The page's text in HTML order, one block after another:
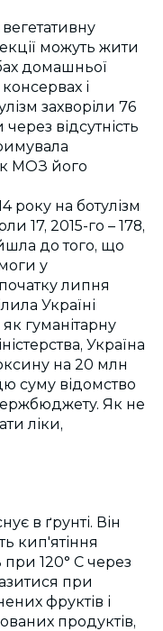
можуть жити
домашньої
і
захворіли 76
відсутність
МОЗ його
на ботулізм
17, 2015-го – 178,
до того, що
у
липня
Україні
гуманітарну
Україна
на 20 млн
суму відомство
Як не
ліки,
в ґрунті. Він
кип'ятіння
при 120° С через
при
фруктів і
продуктів,